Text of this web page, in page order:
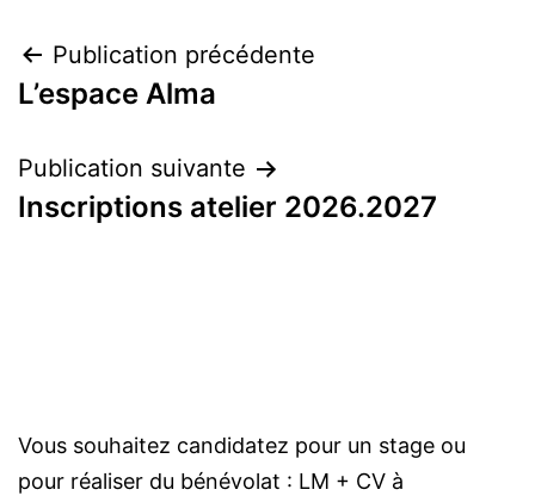
Publication précédente
L’espace Alma
Publication suivante
Inscriptions atelier 2026.2027
Vous souhaitez candidatez pour un stage ou
pour réaliser du bénévolat : LM + CV à